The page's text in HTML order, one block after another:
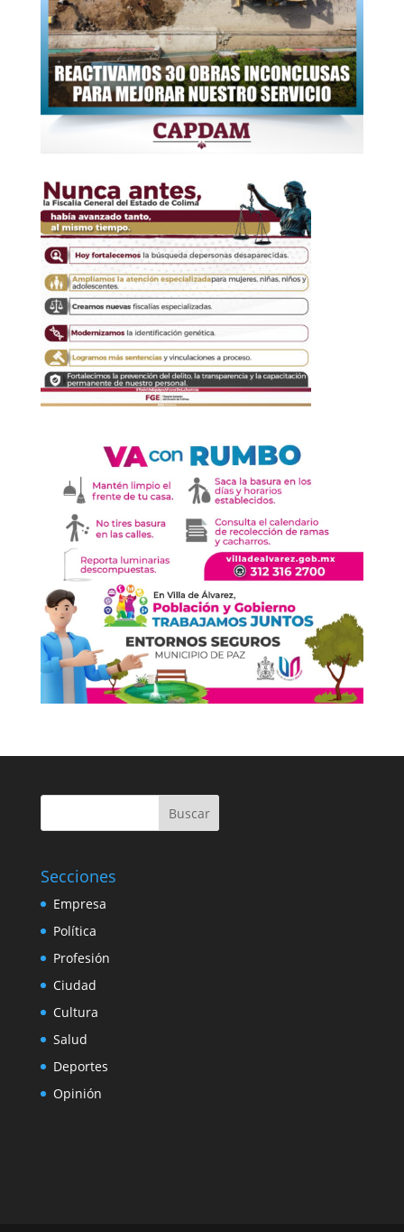
Buscar
Secciones
Empresa
Política
Profesión
Ciudad
Cultura
Salud
Deportes
Opinión